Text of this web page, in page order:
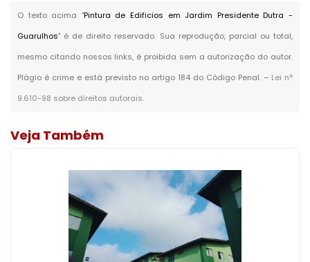
O texto acima "Pintura de Edificios em Jardim Presidente Dutra -
Guarulhos" é de direito reservado. Sua reprodução, parcial ou total,
mesmo citando nossos links, é proibida sem a autorização do autor.
Plágio é crime e está previsto no artigo 184 do Código Penal. – Lei n°
9.610-98 sobre direitos autorais.
Veja Também